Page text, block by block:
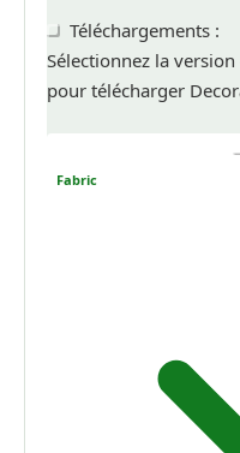
Téléchargements :
Sélectionnez la
pour télécharger
Fabric